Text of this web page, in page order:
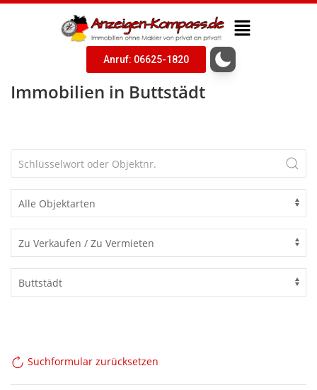
Anruf: 06625-1820
Immobilien in Buttstädt
Suchformular zurücksetzen